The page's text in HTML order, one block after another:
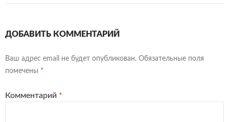
ДОБАВИТЬ КОММЕНТАРИЙ
Ваш адрес email не будет опубликован. Обязательные поля
помечены *
Комментарий *